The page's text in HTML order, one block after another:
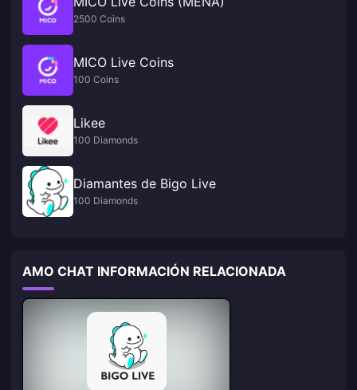
2500 Coins
MICO Live Coins
100 Coins
Likee
100 Diamonds
Diamantes de Bigo Live
100 Diamonds
AMO CHAT INFORMACIÓN RELACIONADA